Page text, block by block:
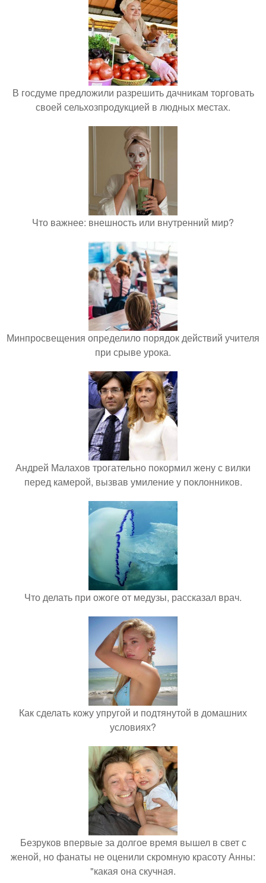
В госдуме предложили разрешить дачникам торговать
своей сельхозпродукцией в людных местах.
Что важнее: внешность или внутренний мир?
Минпросвещения определило порядок действий учителя
при срыве урока.
Андрей Малахов трогательно покормил жену с вилки
перед камерой, вызвав умиление у поклонников.
Что делать при ожоге от медузы, рассказал врач.
Как сделать кожу упругой и подтянутой в домашних
условиях?
Безруков впервые за долгое время вышел в свет с
женой, но фанаты не оценили скромную красоту Анны:
"какая она скучная.